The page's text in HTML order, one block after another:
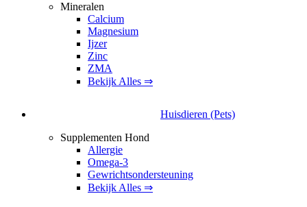
Mineralen
Calcium
Magnesium
Ijzer
Zinc
ZMA
Bekijk Alles ⇒
Huisdieren (Pets)
Supplementen Hond
Allergie
Omega-3
Gewrichtsondersteuning
Bekijk Alles ⇒